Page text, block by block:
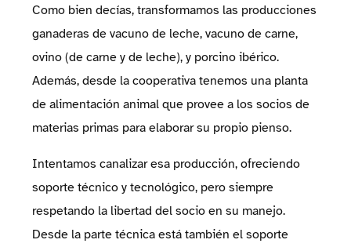
Como bien decías, transformamos las producciones
ganaderas de vacuno de leche, vacuno de carne,
ovino (de carne y de leche), y porcino ibérico.
Además, desde la cooperativa tenemos una planta
de alimentación animal que provee a los socios de
materias primas para elaborar su propio pienso.
Intentamos canalizar esa producción, ofreciendo
soporte técnico y tecnológico, pero siempre
respetando la libertad del socio en su manejo.
Desde la parte técnica está también el soporte